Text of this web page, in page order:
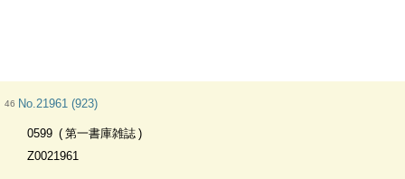
46 No.21961 (923)
0599
第一書庫雑誌
Z0021961